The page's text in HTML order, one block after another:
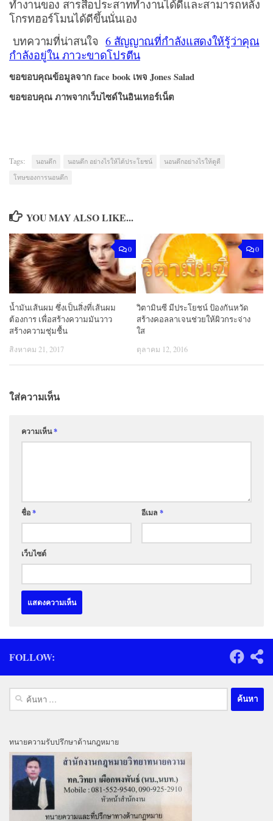
ทำงานของ สารสื่อประสาททำงานได้ดีและสามารถหลั่ง
โกรทฮอร์โมนได้ดีขึ้นนั่นเอง
บทความที่น่าสนใจ6 สัญญาณที่กำลังแสดงให้รู้ว่าคุณ
กำลังอยู่ใน ภาวะขาดโปรตีน
ขอขอบคุณข้อมูลจาก face book เพจ Jones Salad
ขอขอบคุณ ภาพจากเว็บไซด์ในอินเทอร์เน็ต
Tags: นอนดึก นอนดึก อย่างไรให้ได้ประโยชน์
นอนดึกอย่างไรให้ดูดี
โทษของการนอนดึก
YOU MAY ALSO LIKE...
0
น้ำมันเส้นผม ซึ่งเป็นสิ่งที่เส้นผม
ต้องการ เพื่อสร้างความมันวาว
สร้างความชุ่มชื้น
สิงหาคม 21, 2017
0
วิตามินซี มีประโยชน์ ป้องกันหวัด
สร้างคอลลาเจนช่วยให้ผิวกระจ่าง
ใส
ตุลาคม 12, 2016
ใส่ความเห็น
ความเห็น*
ชื่อ* อีเมล *
เว็บไซต์
FOLLOW:
ค้นหา
สำหรับ:
ทนายความรับปรึกษาด้านกฎหมาย